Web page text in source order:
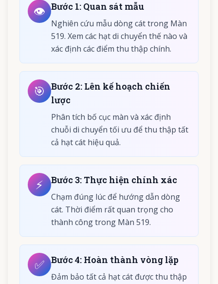
👁️ Bước 1: Quan sát mẫu
Nghiên cứu mẫu dòng cát trong Màn
519. Xem các hạt di chuyển thế nào và
xác định các điểm thu thập chính.
🎯 Bước 2: Lên kế hoạch chiến
lược
Phân tích bố cục màn và xác định
chuỗi di chuyển tối ưu để thu thập tất
cả hạt cát hiệu quả.
⚡ Bước 3: Thực hiện chính xác
Chạm đúng lúc để hướng dẫn dòng
cát. Thời điểm rất quan trọng cho
thành công trong Màn 519.
✅ Bước 4: Hoàn thành vòng lặp
Đảm bảo tất cả hạt cát được thu thập